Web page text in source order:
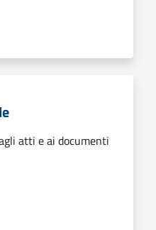
atti e ai documenti